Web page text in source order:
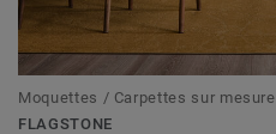
Moquettes / Carpettes sur mesure
FLAGSTONE